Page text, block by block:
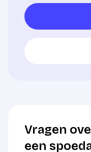
Vragen
een